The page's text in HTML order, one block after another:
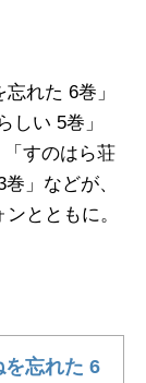
れた 6巻」
しい 5巻」
「すのはら荘
」などが、
とともに。
忘れた 6